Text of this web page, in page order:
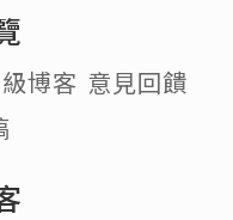
博客 意見回饋